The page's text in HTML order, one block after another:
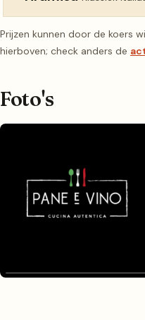
Prijzen kunnen door de koers
hierboven; check anders de
Foto's